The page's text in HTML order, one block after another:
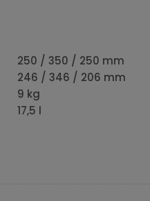
250 / 350 / 250 mm
246 / 346 / 206 mm
9 kg
17,5 l